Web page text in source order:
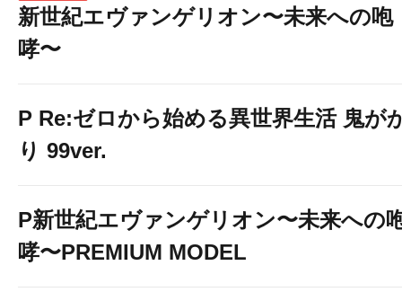
新世紀エヴァンゲリオン〜未来への咆
哮〜
P Re:ゼロから始める異世界生活 鬼が
り 99ver.
P新世紀エヴァンゲリオン〜未来への
哮〜PREMIUM MODEL